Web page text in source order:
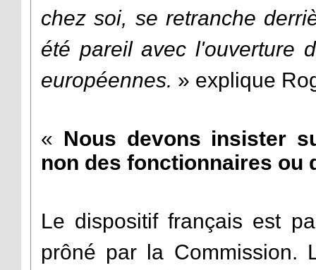
chez soi, se retranche
été pareil avec l'ouverture
européennes. » explique
« Nous devons insister
non des fonctionnaires ou
Le dispositif français est
prôné par la Commission.